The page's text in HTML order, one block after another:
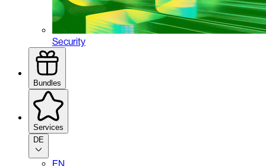
Security
Bundles
Services
DE